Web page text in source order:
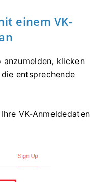
einem VK-
anzumelden, klicken
entsprechende
VK-Anmeldedaten